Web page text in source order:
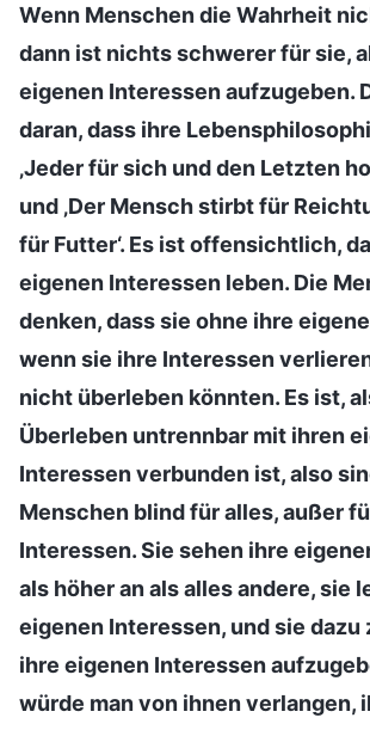
Wenn Menschen die Wahrheit
dann ist nichts schwerer für sie,
eigenen Interessen aufzugeben.
daran, dass ihre
‚Jeder für sich und den Letzten
und ‚Der Mensch stirbt für
für Futter‘. Es ist offensichtlich,
eigenen Interessen leben. Die
denken, dass sie ohne ihre
wenn sie ihre Interessen
nicht überleben könnten. Es ist,
Überleben untrennbar mit ihren
Interessen verbunden ist, also
Menschen blind für alles, außer
Interessen. Sie sehen ihre
als höher an als alles andere, sie
eigenen Interessen, und sie dazu
ihre eigenen Interessen
würde man von ihnen verlangen,